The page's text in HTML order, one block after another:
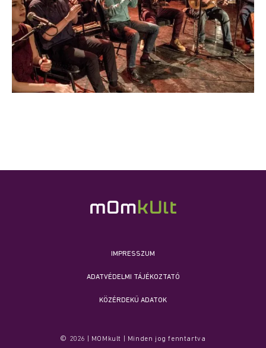
IMPRESSZUM
ADATVÉDELMI TÁJÉKOZTATÓ
KÖZÉRDEKŰ ADATOK
© 2026 | MOMkult | Minden jog fenntartva